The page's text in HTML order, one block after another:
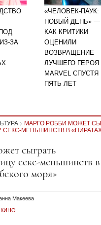
ЗА
«ЧЕЛОВЕК-ПАУК:
НОВЫЙ ДЕНЬ» —
КАК КРИТИКИ
ОЦЕНИЛИ
ВОЗВРАЩЕНИЕ
ЛУЧШЕГО ГЕРОЯ
MARVEL СПУСТЯ
ПЯТЬ ЛЕТ
МАРГО РОББИ МОЖЕТ
СЕКС-МЕНЬШИНСТВ В
сыграть
секс-меньшинств в
моря»
Макеева
КИНО